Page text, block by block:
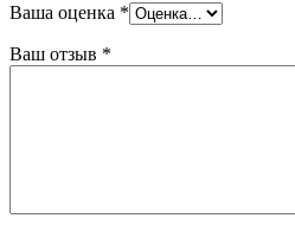
Ваша оценка *
Ваш отзыв *